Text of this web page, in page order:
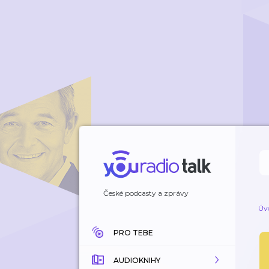
České podcasty a zprávy
PRO TEBE
AUDIOKNIHY